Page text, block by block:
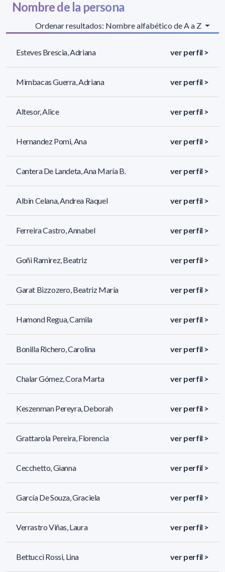
Nombre de la persona
Ordenar resultados: Nombre alfabético de A a Z
Esteves Brescia, Adriana ver perfil >
Mimbacas Guerra, Adriana ver perfil >
Altesor, Alice ver perfil >
Hernandez Pomi, Ana ver perfil >
Cantera De Landeta, Ana María B. ver perfil >
Albin Celana, Andrea Raquel ver perfil >
Ferreira Castro, Annabel ver perfil >
Goñi Ramirez, Beatriz ver perfil >
Garat Bizzozero, Beatriz María ver perfil >
Hamond Regua, Camila ver perfil >
Bonilla Richero, Carolina ver perfil >
Chalar Gómez, Cora Marta ver perfil >
Keszenman Pereyra, Deborah ver perfil >
Grattarola Pereira, Florencia ver perfil >
Cecchetto, Gianna ver perfil >
García De Souza, Graciela ver perfil >
Verrastro Viñas, Laura ver perfil >
Bettucci Rossi, Lina ver perfil >